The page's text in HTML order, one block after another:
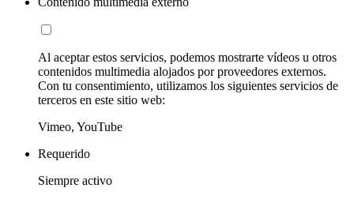
Al aceptar estos servicios, podemos mostrarte vídeos u otros
contenidos multimedia alojados por proveedores externos.
Con tu consentimiento, utilizamos los siguientes servicios de
terceros en este sitio web:
Vimeo, YouTube
Requerido
Siempre activo